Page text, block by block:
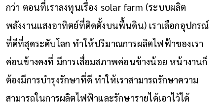
กว่า ตอนที่เราลงทุนเรื่อง solar farm (ระบบผลิต
พลังงานแสงอาทิตย์ที่ติดตั้งบนพื้นดิน) เราเลือกอุปกรณ์
ที่ดีที่สุดระดับโลก ทำให้ปริมาณการผลิตไฟฟ้าของเรา
ค่อนข้างคงที่ มีการเสื่อมสภาพค่อนข้างน้อย หน้างานก็
ต้องมีการบำรุงรักษาที่ดี ทำให้เราสามารถรักษาความ
สามารถในการผลิตไฟฟ้าและรักษารายได้เอาไว้ได้